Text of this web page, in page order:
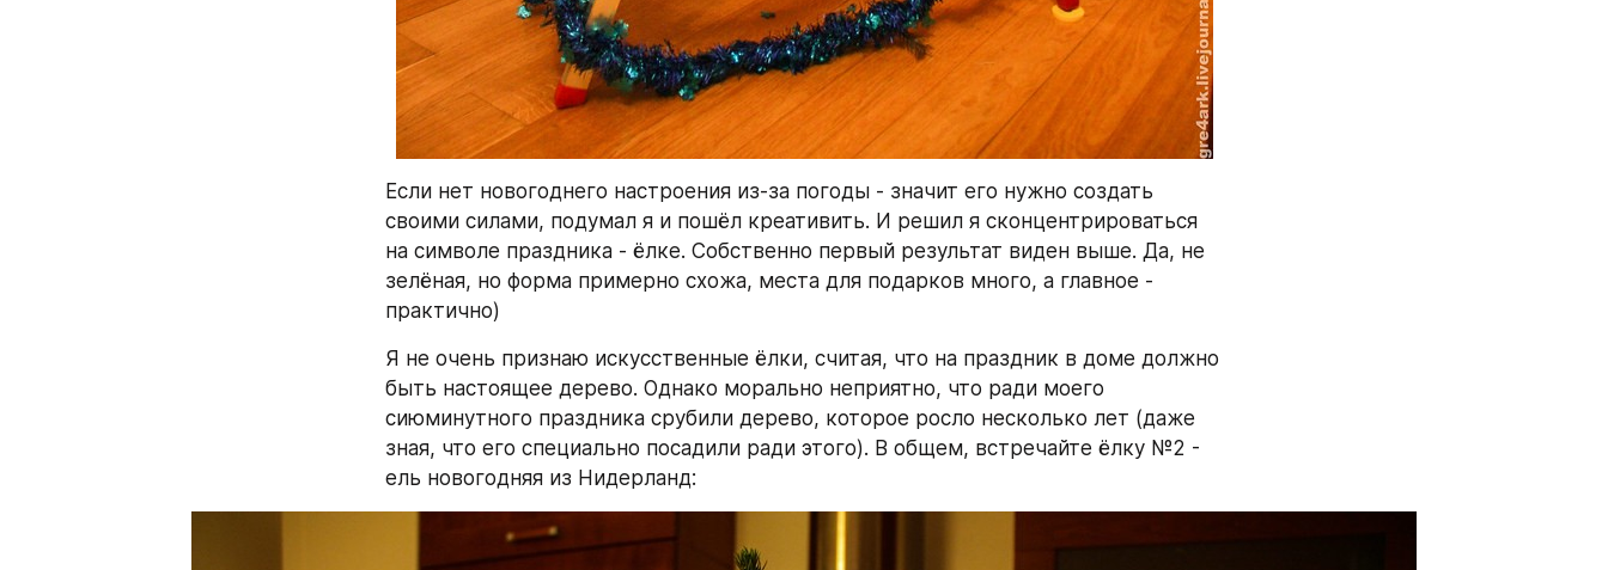
Если нет новогоднего настроения из-за погоды - значит его нужно создать
своими силами, подумал я и пошёл креативить. И решил я сконцентрироваться
на символе праздника - ёлке. Собственно первый результат виден выше. Да, не
зелёная, но форма примерно схожа, места для подарков много, а главное -
практично)
Я не очень признаю искусственные ёлки, считая, что на праздник в доме должно
быть настоящее дерево. Однако морально неприятно, что ради моего
сиюминутного праздника срубили дерево, которое росло несколько лет (даже
зная, что его специально посадили ради этого). В общем, встречайте ёлку №2 -
ель новогодняя из Нидерланд: